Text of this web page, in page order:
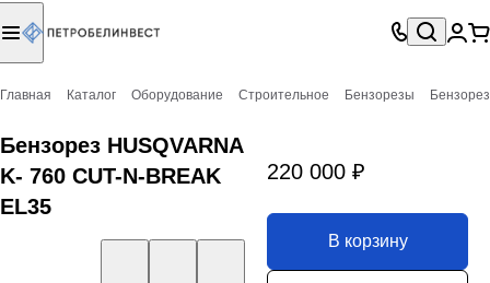
Главная Каталог Оборудование Строительное Бензорезы
Бензорез HUSQVARNA
K- 760 CUT-N-BREAK
EL35
220 000 ₽
В корзину